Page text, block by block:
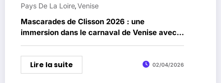
Pays De La Loire,Venise
Mascarades de Clisson 2026 : une
immersion dans le carnaval de Venise avec
une exposition exceptionnelle
Lire la suite 02/04/2026